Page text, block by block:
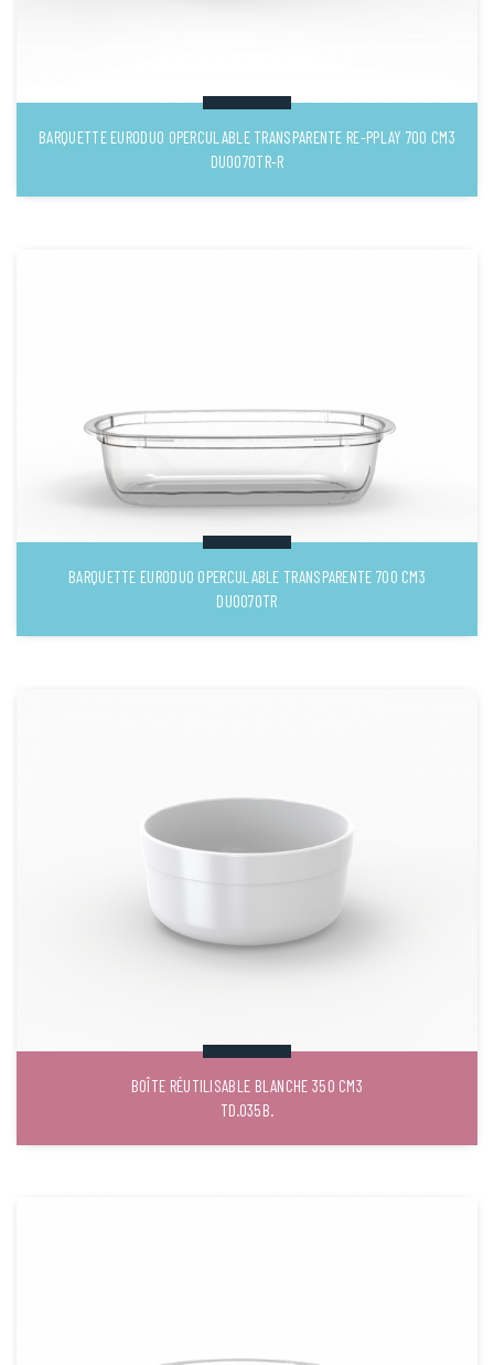
BARQUETTE EURODUO OPERCULABLE TRANSPARENTE RE-PPLAY 700 CM3
DUO070TR-R
BARQUETTE EURODUO OPERCULABLE TRANSPARENTE 700 CM3
DUO070TR
BOÎTE RÉUTILISABLE BLANCHE 350 CM3
TD.035B.